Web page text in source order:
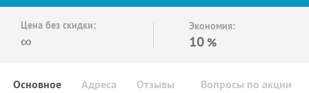
Цена без скидки:
∞
Экономия:
10 %
Основное Отзывы Вопросы по акции
Адреса